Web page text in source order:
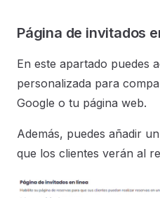
Página de invitados
En este apartado puedes
personalizada para
Google o tu página web.
Además, puedes añadir
que los clientes verán al